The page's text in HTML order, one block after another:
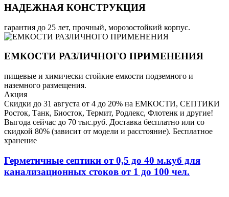
НАДЕЖНАЯ КОНСТРУКЦИЯ
гарантия до 25 лет, прочный, морозостойкий корпус.
ЕМКОСТИ РАЗЛИЧНОГО ПРИМЕНЕНИЯ
пищевые и химически стойкие емкости подземного и
наземного размещения.
Акция
Скидки до 31 августа от 4 до 20% на ЕМКОСТИ, СЕПТИКИ
Росток, Танк, Биосток, Термит, Родлекс, Флотенк и другие!
Выгода сейчас до 70 тыс.руб. Доставка бесплатно или со
скидкой 80% (зависит от модели и расстояние). Бесплатное
хранение
Герметичные септики от 0,5 до 40 м.куб для
канализационных стоков от 1 до 100 чел.